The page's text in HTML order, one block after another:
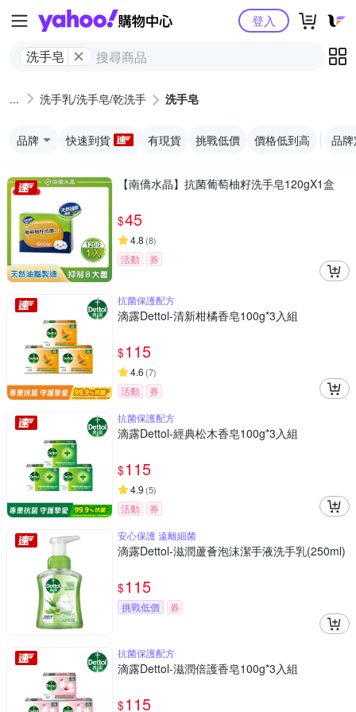
Yahoo購物中心
洗手皂
登入
洗手乳/洗手皂/乾洗手 洗手皂
品牌 快速到貨 有現貨 挑戰低價 價格低到高 品
【南僑水晶】抗菌葡萄柚籽洗手皂120gX1盒
$45
4.8 (8)
活動 券
抗菌保護配方
滴露Dettol-清新柑橘香皂100g*3入組
$115
4.6 (7)
活動
券
抗菌保護配方
滴露Dettol-經典松木香皂100g*3入組
$115
4.9 (5)
活動
券
安心保護 遠離細菌
滴露Dettol-滋潤蘆薈泡沫潔手液洗手乳(250ml)
$115
挑戰低價 券
抗菌保護配方
滴露Dettol-滋潤倍護香皂100g*3入組
$115